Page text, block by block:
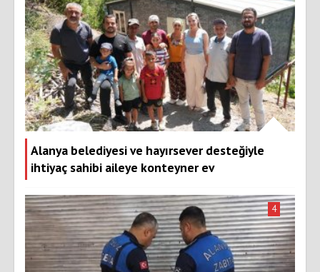
Alanya belediyesi ve hayırsever desteğiyle
ihtiyaç sahibi aileye konteyner ev
4